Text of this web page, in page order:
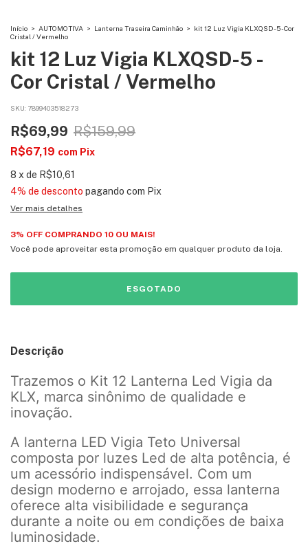
Início > AUTOMOTIVA > Lanterna Traseira Caminhão > kit 12 Luz Vigia KLXQSD-5 - Cor
Cristal / Vermelho
kit 12 Luz Vigia KLXQSD-5 -
Cor Cristal / Vermelho
SKU: 7899403518273
R$69,99 R$159,99
R$67,19 com Pix
8 x de R$10,61
4% de desconto pagando com Pix
Ver mais detalhes
3% OFF COMPRANDO 10 OU MAIS!
Você pode aproveitar esta promoção em qualquer produto da loja.
Descrição
Trazemos o Kit 12 Lanterna Led Vigia da
KLX, marca sinônimo de qualidade e
inovação.
A lanterna LED Vigia Teto Universal
composta por luzes Led de alta potência, é
um acessório indispensável. Com um
design moderno e arrojado, essa lanterna
oferece alta visibilidade e segurança
durante a noite ou em condições de baixa
luminosidade.